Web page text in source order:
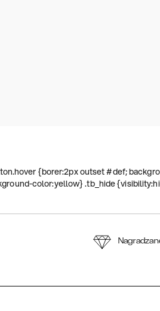
{borer:2px outset #def;
color:yellow} .tb_hide